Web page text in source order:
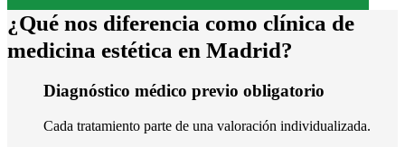
¿Qué nos diferencia como clínica de
medicina estética en Madrid?
Diagnóstico médico previo obligatorio
Cada tratamiento parte de una valoración individualizada.